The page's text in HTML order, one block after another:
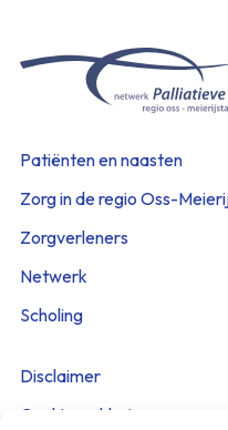
Patiënten en naasten
Zorg in de regio Oss-
Zorgverleners
Netwerk
Scholing
Disclaimer
Cookieverklaring